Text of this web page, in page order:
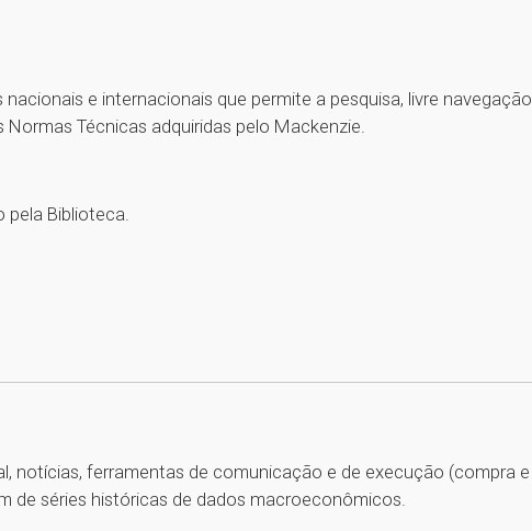
e internacionais que permite a pesquisa, livre navegação
Técnicas adquiridas pelo Mackenzie.
pela Biblioteca.
notícias, ferramentas de comunicação e de execução (compra e
de séries históricas de dados macroeconômicos.